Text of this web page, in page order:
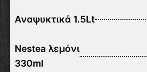
Αναψυκτικά 1.5Lt
Nestea λεμόνι
330ml